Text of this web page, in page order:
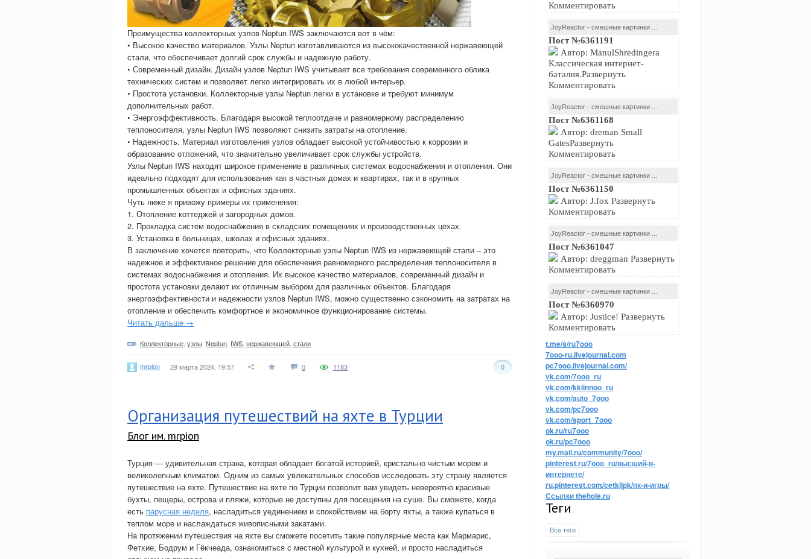
Комментировать
JoyReactor - смешные картинки ...
Пост №6361191
Автор: ManulShredingera
Классическая интернет-
баталия.Развернуть
Комментировать
JoyReactor - смешные картинки ...
Пост №6361168
Автор: dreman Small
GatesРазвернуть
Комментировать
JoyReactor - смешные картинки ...
Пост №6361150
Автор: J.fox Развернуть
Комментировать
JoyReactor - смешные картинки ...
Пост №6361047
Автор: dreggman Развернуть
Комментировать
JoyReactor - смешные картинки ...
Пост №6360970
Автор: Justice! Развернуть
Комментировать
t.me/s/ru7ooo
7ooo-ru.livejournal.com
pc7ooo.livejournal.com/
vk.com/7ooo_ru
vk.com/kkiinnoo_ru
vk.com/auto_7ooo
vk.com/pc7ooo
vk.com/sport_7ooo
ok.ru/ru7ooo
ok.ru/pc7ooo
my.mail.ru/community/7ooo/
pinterest.ru/7ooo_ru/высший-в-
интернете/
ru.pinterest.com/cetkijpk/пк-и-игры/
Ссылки thehole.ru
Теги
Все теги
Преимущества коллекторных узлов Neptun IWS заключаются вот в чём:
• Высокое качество материалов. Узлы Neptun изготавливаются из высококачественной нержавеющей
стали, что обеспечивает долгий срок службы и надежную работу.
• Современный дизайн. Дизайн узлов Neptun IWS учитывает все требования современного облика
технических систем и позволяет легко интегрировать их в любой интерьер.
• Простота установки. Коллекторные узлы Neptun легки в установке и требуют минимум
дополнительных работ.
• Энергоэффективность. Благодаря высокой теплоотдаче и равномерному распределению
теплоносителя, узлы Neptun IWS позволяют снизить затраты на отопление.
• Надежность. Материал изготовления узлов обладает высокой устойчивостью к коррозии и
образованию отложений, что значительно увеличивает срок службы устройств.
Узлы Neptun IWS находят широкое применение в различных системах водоснабжения и отопления. Они
идеально подходят для использования как в частных домах и квартирах, так и в крупных
промышленных объектах и офисных зданиях.
Чуть ниже я привожу примеры их применения:
1. Отопление коттеджей и загородных домов.
2. Прокладка систем водоснабжения в складских помещениях и производственных цехах.
3. Установка в больницах, школах и офисных зданиях.
В заключение хочется повторить, что Коллекторные узлы Neptun IWS из нержавеющей стали – это
надежное и эффективное решение для обеспечения равномерного распределения теплоносителя в
системах водоснабжения и отопления. Их высокое качество материалов, современный дизайн и
простота установки делают их отличным выбором для различных объектов. Благодаря
энергоэффективности и надежности узлов Neptun IWS, можно существенно сэкономить на затратах на
отопление и обеспечить комфортное и экономичное функционирование системы.
Читать дальше →
Коллекторные узлы Neptun IWS нержавеющей стали
mrpion 29 марта 2024, 19:57 0 0
1183
Организация путешествий на яхте в Турции
Блог им. mrpion
Турция — удивительная страна, которая обладает богатой историей, кристально чистым морем и
великолепным климатом. Одним из самых увлекательных способов исследовать эту страну является
путешествие на яхте. Путешествие на яхте по Турции позволит вам увидеть невероятно красивые
бухты, пещеры, острова и пляжи, которые не доступны для посещения на суше. Вы сможете, когда
есть парусная неделя, насладиться уединением и спокойствием на борту яхты, а также купаться в
теплом море и наслаждаться живописными закатами.
На протяжении путешествия на яхте вы сможете посетить такие популярные места как Мармарис,
Фетхие, Бодрум и Гёкчеада, ознакомиться с местной культурой и кухней, и просто насладиться